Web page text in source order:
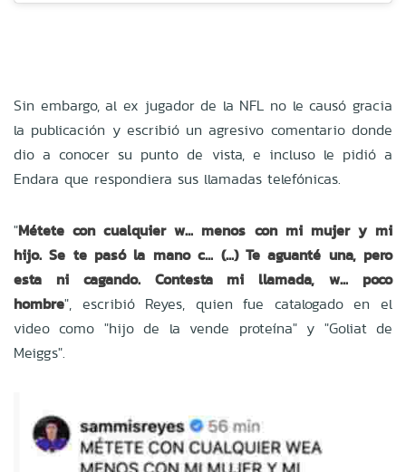
Sin embargo, al ex jugador de la NFL no le causó gracia
la publicación y escribió un agresivo comentario donde
dio a conocer su punto de vista, e incluso le pidió a
Endara que respondiera sus llamadas telefónicas.
"Métete con cualquier w... menos con mi mujer y mi
hijo. Se te pasó la mano c... (...) Te aguanté una, pero
esta ni cagando. Contesta mi llamada, w... poco
hombre", escribió Reyes, quien fue catalogado en el
video como "hijo de la vende proteína" y "Goliat de
Meiggs".